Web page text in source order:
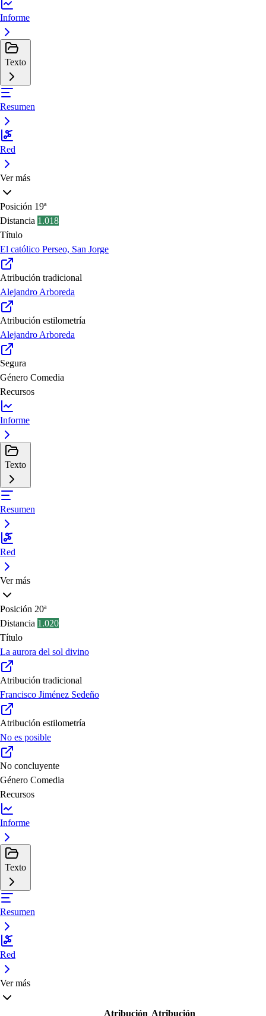
Informe
Texto
Resumen
Red
Ver más
Posición 19ª
Distancia 1.018
Título
El católico Perseo, San Jorge
Atribución tradicional
Alejandro Arboreda
Atribución estilometría
Alejandro Arboreda
Segura
Género Comedia
Recursos
Informe
Texto
Resumen
Red
Ver más
Posición 20ª
Distancia 1.020
Título
La aurora del sol divino
Atribución tradicional
Francisco Jiménez Sedeño
Atribución estilometría
No es posible
No concluyente
Género Comedia
Recursos
Informe
Texto
Resumen
Red
Ver más
Atribución Atribución